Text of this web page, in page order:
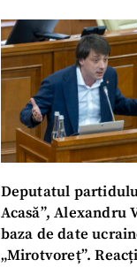
Deputatul
Acasă”, Alexandru
baza de date
„Mirotvoreț”.